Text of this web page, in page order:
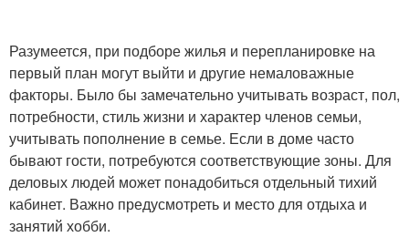
Разумеется, при подборе жилья и перепланировке на
первый план могут выйти и другие немаловажные
факторы. Было бы замечательно учитывать возраст, пол,
потребности, стиль жизни и характер членов семьи,
учитывать пополнение в семье. Если в доме часто
бывают гости, потребуются соответствующие зоны. Для
деловых людей может понадобиться отдельный тихий
кабинет. Важно предусмотреть и место для отдыха и
занятий хобби.